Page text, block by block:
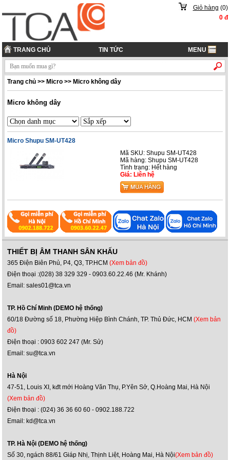
Giỏ hàng (0)
0đ
TRANG CHỦ TIN TỨC MENU
Trang chủ >>Micro >>Micro không dây
Micro không dây
Micro Shupu SM-UT428
Mã SKU: Shupu SM-UT428
Mã hàng: Shupu SM-UT428
Tình trạng: Hết hàng
Giá: Liên hệ
THIẾT BỊ ÂM THANH SÂN KHẤU
365 Điện Biên Phủ, P4, Q3, TP.HCM(Xem bản đồ)
Điện thoại :(028) 38 329 329 - 0903.60.22.46 (Mr. Khánh)
Email: sales01@tca.vn
TP. Hồ Chí Minh (DEMO hệ thống)
60/18 Đường số 18, Phường Hiệp Bình Chánh, TP. Thủ Đức, HCM(Xem bản
đồ)
Điện thoại : 0903 602 247 (Mr. Sử)
Email: su@tca.vn
Hà Nội
47-51, Louis XI, kđt mới Hoàng Văn Thụ, P.Yên Sở, Q.Hoàng Mai, Hà Nội
(Xem bản đồ)
Điện thoại : (024) 36 36 60 60 - 0902.188.722
Email: kd@tca.vn
TP. Hà Nội (DEMO hệ thống)
Số 30, ngách 88/61 Giáp Nhị, Thịnh Liệt, Hoàng Mai, Hà Nội(Xem bản đồ)